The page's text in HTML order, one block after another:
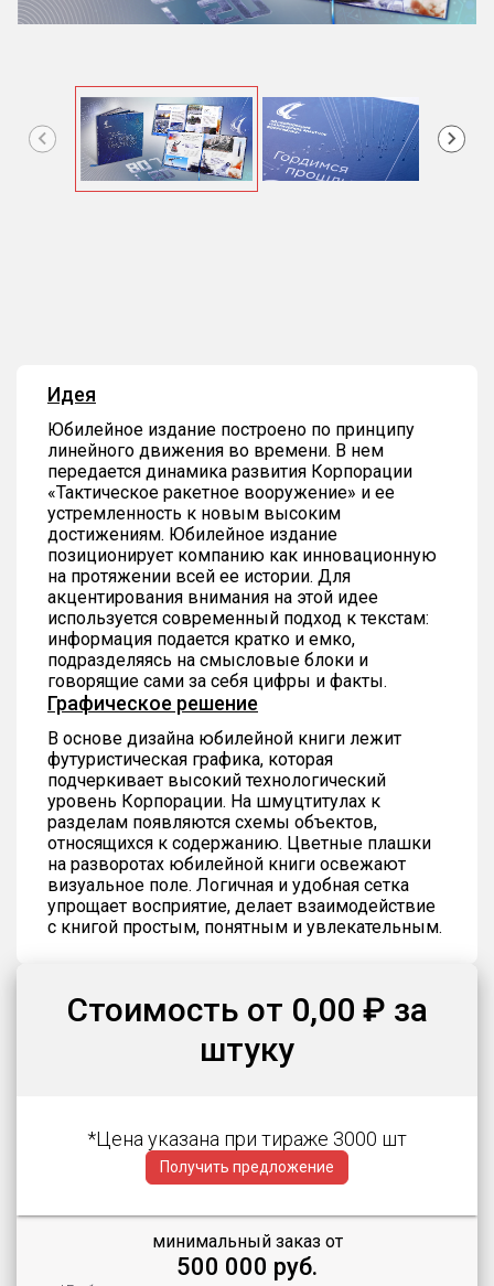
Идея
Юбилейное издание построено по принципу
линейного движения во времени. В нем
передается динамика развития Корпорации
«Тактическое ракетное вооружение» и ее
устремленность к новым высоким
достижениям. Юбилейное издание
позиционирует компанию как инновационную
на протяжении всей ее истории. Для
акцентирования внимания на этой идее
используется современный подход к текстам:
информация подается кратко и емко,
подразделяясь на смысловые блоки и
говорящие сами за себя цифры и факты.
Графическое решение
В основе дизайна юбилейной книги лежит
футуристическая графика, которая
подчеркивает высокий технологический
уровень Корпорации. На шмуцтитулах к
разделам появляются схемы объектов,
относящихся к содержанию. Цветные плашки
на разворотах юбилейной книги освежают
визуальное поле. Логичная и удобная сетка
упрощает восприятие, делает взаимодействие
с книгой простым, понятным и увлекательным.
Стоимость от 0,00 ₽ за
штуку
*Цена указана при тираже 3000 шт
Получить предложение
минимальный заказ от
500 000 руб.